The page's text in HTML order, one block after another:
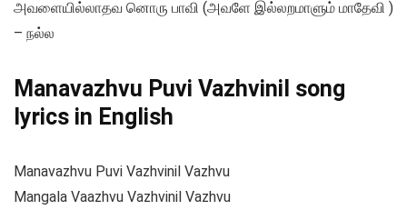
அவளையில்லாதவ னொரு பாவி (அவளே இல்லறமாளும் மாதேவி )
– நல்ல
Manavazhvu Puvi Vazhvinil song
lyrics in English
Manavazhvu Puvi Vazhvinil Vazhvu
Mangala Vaazhvu Vazhvinil Vazhvu